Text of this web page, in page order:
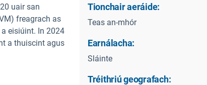
uair san
freagrach as
eisiúint. In 2024
a thuiscint agus
Tionchair aeráide:
Teas an-mhór
Earnálacha:
Sláinte
Tréithriú geografach: